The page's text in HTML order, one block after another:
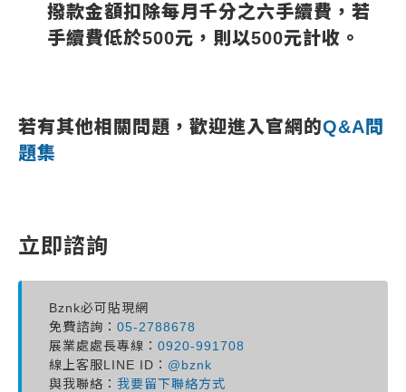
撥款金額扣除每月千分之六手續費，若
手續費低於500元，則以500元計收。
若有其他相關問題，歡迎進入官網的Q&A 問
題集
立即諮詢
Bznk必可貼現網
免費諮詢： 05-2788678
展業處處長專線： 0920-991708
線上客服LINE ID： @bznk
與我聯絡： 我要留下聯絡方式